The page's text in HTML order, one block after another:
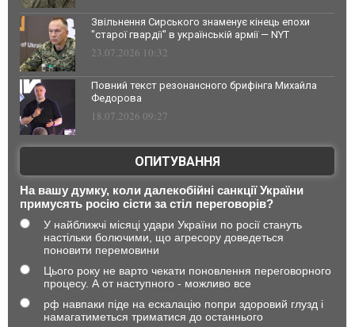
Звільнення Сирського знаменує кінець епохи
"старої гвардії" в українській армії — NYT
23.07.2026 10:32
Повний текст резонансного брифінга Михайла
Федорова
18.07.2026 09:27
ОПИТУВАННЯ
На вашу думку, коли далекобійні санкції України
примусять росію сісти за стіл переговорів?
У найближчі місяці удари України по росії стануть
настільки болючими, що агресору доведеться
поновити перемовини
Цього року не варто чекати поновлення переговорного
процесу. А от наступного - можливо все
рф навпаки піде на ескалацію попри здоровий глузд і
намагатиметься триматися до останнього